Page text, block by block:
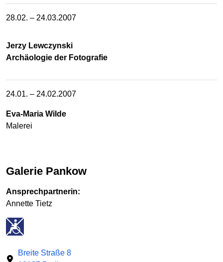
28.02. – 24.03.2007
Jerzy Lewczynski
Archäologie der Fotografie
24.01. – 24.02.2007
Eva-Maria Wilde
Malerei
Galerie Pankow
Ansprechpartnerin:
Annette Tietz
Breite Straße 8